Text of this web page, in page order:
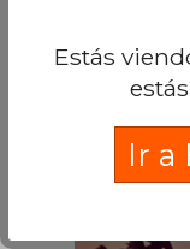
Estás
Ir a